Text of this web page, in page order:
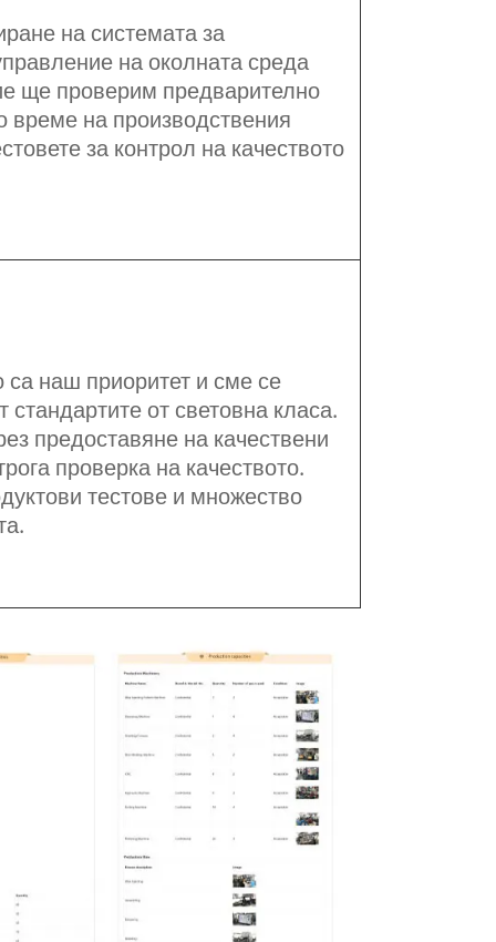
на системата за
на околната среда
ще проверим предварително
на производствения
за контрол на качеството
са наш приоритет и сме се
от световна класа.
предоставяне на качествени
проверка на качеството.
тестове и множество